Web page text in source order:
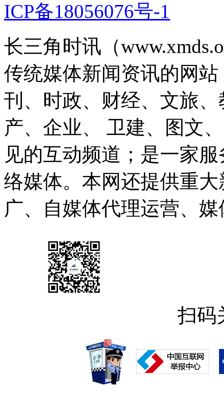
ICP备18056076号-1
长三角时讯（
传统媒体新闻资讯的网
刊、时政、财经、文旅
产、企业、 卫建、图文
见的互动频道；是一家
络媒体。本网还提供重
广、自媒体代理运营、
扫码